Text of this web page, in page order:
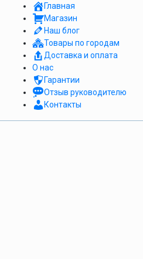
Главная
Магазин
Наш блог
Товары по городам
Доставка и оплата
О нас
Гарантии
Отзыв руководителю
Контакты